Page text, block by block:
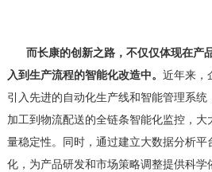
而长康的创新之路，不仅仅体现在产
入到生产流程的智能化改造中。 近年来，
引入先进的自动化生产线和智能管理系
加工到物流配送的全链条智能化监控，
量稳定性。同时，通过建立大数据分析
化，为产品研发和市场策略调整提供科